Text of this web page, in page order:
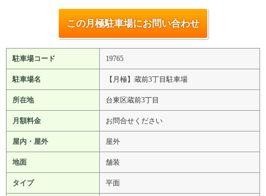
この月極駐車場にお問い合わせ
駐車場コード 19765
駐車場名 【月極】蔵前3丁目駐車場
所在地 台東区蔵前3丁目
月額料金 お問合せください
屋内・屋外 屋外
地面 舗装
タイプ 平面